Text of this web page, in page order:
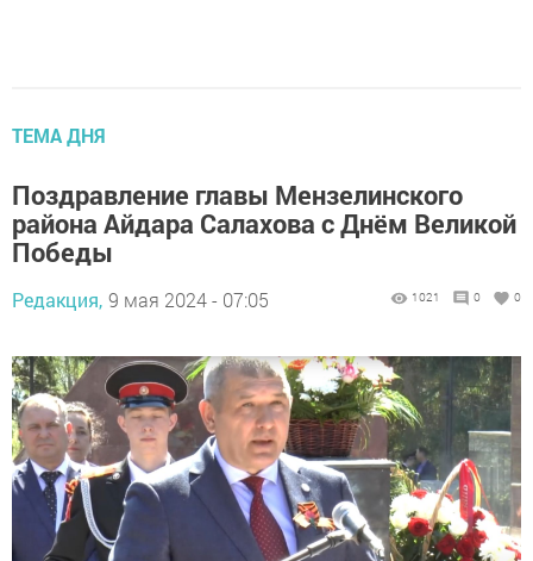
ТЕМА ДНЯ
Поздравление главы Мензелинского
района Айдара Салахова с Днём Великой
Победы
Редакция, 9 мая 2024 - 07:05 1021 0 0